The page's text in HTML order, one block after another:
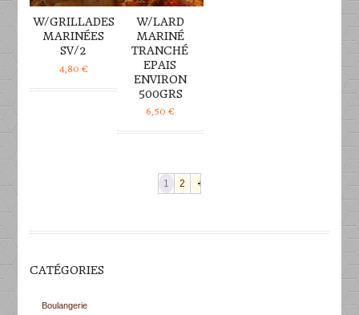
W/GRILLADES
MARINÉES
SV/2
4,80 €
W/LARD
MARINÉ
TRANCHÉ
EPAIS
ENVIRON
500GRS
6,50 €
1 2
CATÉGORIES
Boulangerie